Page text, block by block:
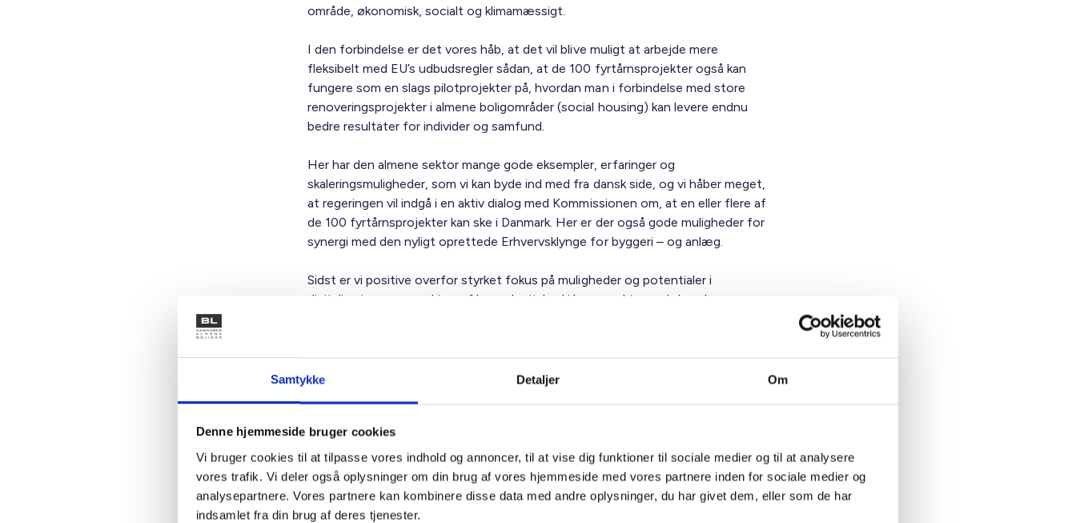
Samtykke Detaljer Om
Denne hjemmeside bruger cookies
Vi bruger cookies til at tilpasse vores indhold og annoncer, til at vise dig funktioner til sociale medier og til at analysere
vores trafik. Vi deler også oplysninger om din brug af vores hjemmeside med vores partnere inden for sociale medier og
analysepartnere. Vores partnere kan kombinere disse data med andre oplysninger, du har givet dem, eller som de har
indsamlet fra din brug af deres tjenester.
område, økonomisk, socialt og klimamæssigt.
I den forbindelse er det vores håb, at det vil blive muligt at arbejde mere
fleksibelt med EU’s udbudsregler sådan, at de 100 fyrtårnsprojekter også kan
fungere som en slags pilotprojekter på, hvordan man i forbindelse med store
renoveringsprojekter i almene boligområder (social housing) kan levere endnu
bedre resultater for individer og samfund.
Her har den almene sektor mange gode eksempler, erfaringer og
skaleringsmuligheder, som vi kan byde ind med fra dansk side, og vi håber meget,
at regeringen vil indgå i en aktiv dialog med Kommissionen om, at en eller flere af
de 100 fyrtårnsprojekter kan ske i Danmark. Her er der også gode muligheder for
synergi med den nyligt oprettede Erhvervsklynge for byggeri – og anlæg.
Sidst er vi positive overfor styrket fokus på muligheder og potentialer i
digitalisering som en driver af bæredygtighed i byggesektoren. I den almene
herunder energimærkning - ligesom der arbejdes med inddragelse af private
grønne investeringsmidler. Dette arbejde ønskes også kobles til EU-
Vi opfordrer i øvrigt til, at man fra dansk side tænker det nordiske samarbejde i
Nordisk Ministerråd ind i det danske EU-arbejde i forhold til det videre arbejde
med udmøntningen af Renovation Wave. De nordiske ministre har senest i
september besluttet at styrke det nordiske samarbejde om en grønnere og
bolig- og byggesektor, herunder også fx ift. byggevaredirektivet.